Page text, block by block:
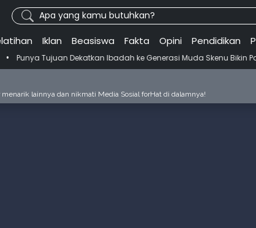
Apa yang kamu butuhkan?
Iklan Beasiswa Fakta Opini Pendidikan
Dekatkan Ibadah ke Generasi Muda Skenu Bikin Panduan Salat
lainnya dan nikmati Media Sosial forHat di dalamnya!